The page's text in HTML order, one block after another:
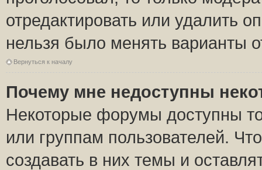
отредактировать или удалить
нельзя было менять варианты
Вернуться к началу
Почему мне недоступны
Некоторые форумы доступны
или группам пользователей.
создавать в них темы и